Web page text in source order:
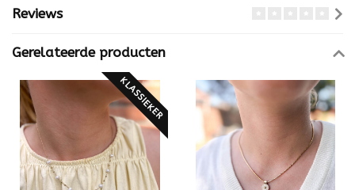
Reviews
Gerelateerde producten
KLASSIEKER